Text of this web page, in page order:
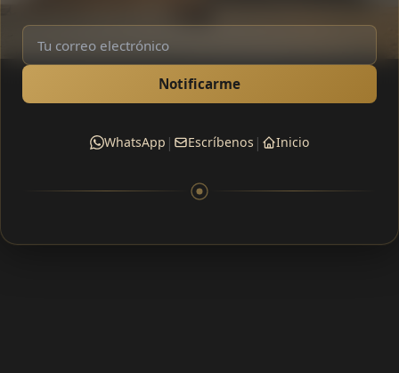
Notificarme
WhatsApp | Escríbenos | Inicio